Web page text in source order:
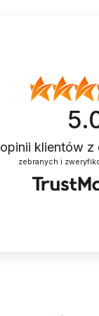
BUTY DO TAŃCA
TANECZNE
opinii klientów z
zebranych i